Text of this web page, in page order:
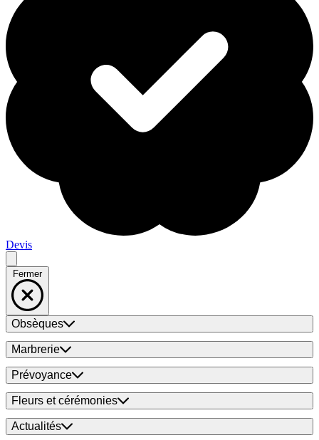
Devis
Fermer
Obsèques
Marbrerie
Prévoyance
Fleurs et cérémonies
Actualités